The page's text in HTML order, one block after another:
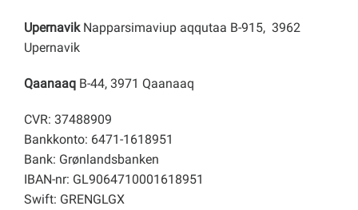
Upernavik Napparsimaviup aqqutaa B-915, 3962
Upernavik
Qaanaaq B-44, 3971 Qaanaaq
CVR: 37488909
Bankkonto: 6471-1618951
Bank: Grønlandsbanken
IBAN-nr: GL9064710001618951
Swift: GRENGLGX